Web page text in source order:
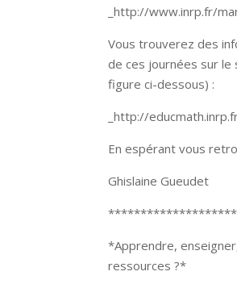
_http://www.inrp.fr/
Vous trouverez des
de ces journées sur le
figure ci-dessous) :
_http://
En espérant vous
Ghislaine Gueudet
*Apprendre,
ressources ?*